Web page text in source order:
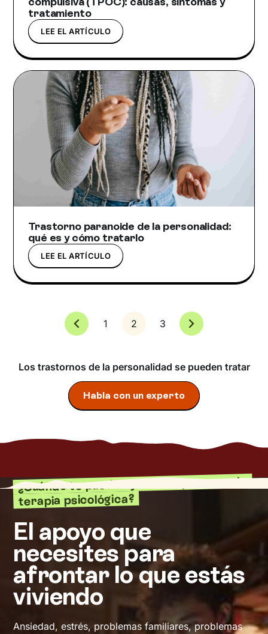
tratamiento
LEE EL ARTÍCULO
Trastorno paranoide de la personalidad:
qué es y cómo tratarlo
LEE EL ARTÍCULO
1 2 3
Los trastornos de la personalidad se pueden tratar
Habla con un experto
¿Cuándo te puede ayudar un proceso de
terapia psicológica?
El apoyo que
necesites para
afrontar lo que estás
viviendo
Ansiedad, estrés, problemas familiares, problemas